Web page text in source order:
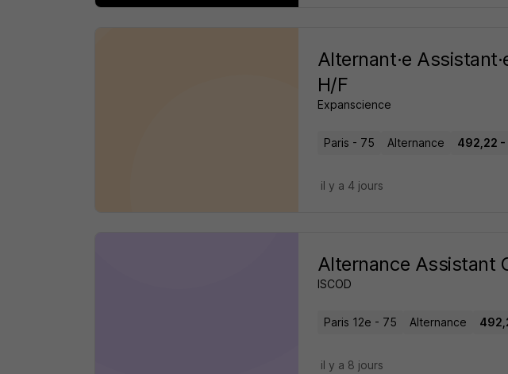
Alternant·e
H/F
Expanscience
Paris - 75 Alternance 492,22 -
il y a 4 jours
Alternance Assistant
ISCOD
Paris 12e - 75 Alternance
il y a 8 jours